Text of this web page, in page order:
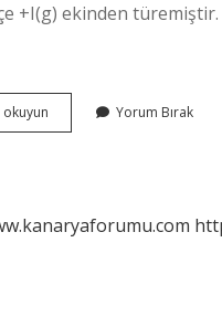
+I(g) ekinden
okuyun
Dilde
Yorum Bırak